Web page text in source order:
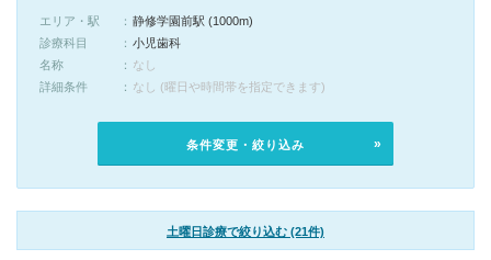
エリア・駅
静修学園前駅 (1000m)
診療科目
小児歯科
名称
なし
詳細条件
なし (曜日や時間帯を指定できます)
条件変更・絞り込み
土曜日診療で絞り込む (21件)